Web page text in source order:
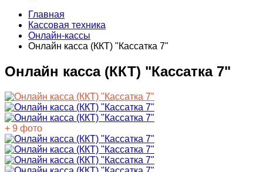
Главная
Кассовая техника
Онлайн-кассы
Онлайн касса (ККТ) "Кассатка 7"
Онлайн касса (ККТ) "Кассатка 7"
+ 9 фото